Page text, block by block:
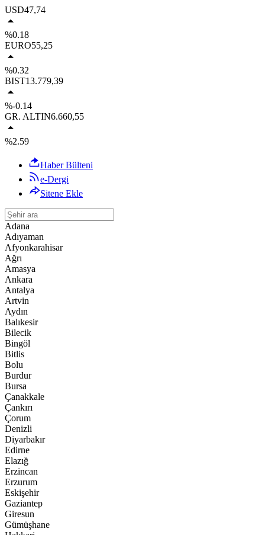
USD47,74
%0.18
EURO55,25
%0.32
BIST13.779,39
%-0.14
GR. ALTIN6.660,55
%2.59
Haber Bülteni
e-Dergi
Sitene Ekle
Adana
Adıyaman
Afyonkarahisar
Ağrı
Amasya
Ankara
Antalya
Artvin
Aydın
Balıkesir
Bilecik
Bingöl
Bitlis
Bolu
Burdur
Bursa
Çanakkale
Çankırı
Çorum
Denizli
Diyarbakır
Edirne
Elazığ
Erzincan
Erzurum
Eskişehir
Gaziantep
Giresun
Gümüşhane